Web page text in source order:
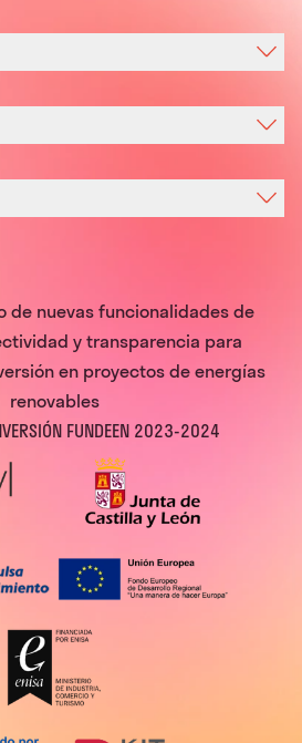
de nuevas funcionalidades de
y transparencia para
en proyectos de energías
renovables
FUNDEEN 2023-2024